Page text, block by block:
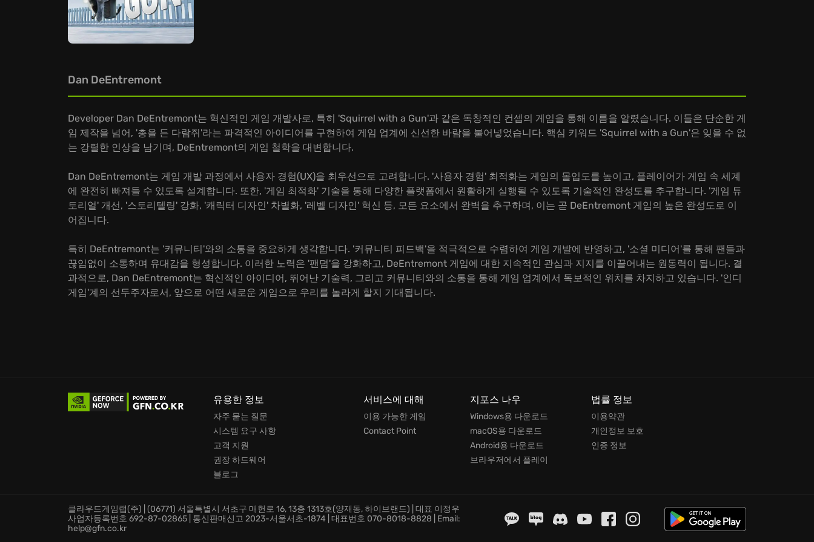
Dan DeEntremont
Developer Dan DeEntremont는 혁신적인 게임 개발사로, 특히 'Squirrel with a Gun'과 같은 독창적인 컨셉의 게임을 통해 이름을 알렸습니다. 이들은 단순한 게
임 제작을 넘어, '총을 든 다람쥐'라는 파격적인 아이디어를 구현하여 게임 업계에 신선한 바람을 불어넣었습니다. 핵심 키워드 'Squirrel with a Gun'은 잊을 수 없
는 강렬한 인상을 남기며, DeEntremont의 게임 철학을 대변합니다.
Dan DeEntremont는 게임 개발 과정에서 사용자 경험(UX)을 최우선으로 고려합니다. '사용자 경험' 최적화는 게임의 몰입도를 높이고, 플레이어가 게임 속 세계
에 완전히 빠져들 수 있도록 설계합니다. 또한, '게임 최적화' 기술을 통해 다양한 플랫폼에서 원활하게 실행될 수 있도록 기술적인 완성도를 추구합니다. '게임 튜
토리얼' 개선, '스토리텔링' 강화, '캐릭터 디자인' 차별화, '레벨 디자인' 혁신 등, 모든 요소에서 완벽을 추구하며, 이는 곧 DeEntremont 게임의 높은 완성도로 이
어집니다.
특히 DeEntremont는 '커뮤니티'와의 소통을 중요하게 생각합니다. '커뮤니티 피드백'을 적극적으로 수렴하여 게임 개발에 반영하고, '소셜 미디어'를 통해 팬들과
끊임없이 소통하며 유대감을 형성합니다. 이러한 노력은 '팬덤'을 강화하고, DeEntremont 게임에 대한 지속적인 관심과 지지를 이끌어내는 원동력이 됩니다. 결
과적으로, Dan DeEntremont는 혁신적인 아이디어, 뛰어난 기술력, 그리고 커뮤니티와의 소통을 통해 게임 업계에서 독보적인 위치를 차지하고 있습니다. '인디
게임'계의 선두주자로서, 앞으로 어떤 새로운 게임으로 우리를 놀라게 할지 기대됩니다.
유용한 정보
자주 묻는 질문
시스템 요구 사항
고객 지원
권장 하드웨어
블로그
서비스에 대해
이용 가능한 게임
Contact Point
지포스 나우
Windows용 다운로드
macOS용 다운로드
Android용 다운로드
브라우저에서 플레이
법률 정보
이용약관
개인정보 보호
인증 정보
클라우드게임랩(주) | (06771) 서울특별시 서초구 매헌로 16, 13층 1313호(양재동, 하이브랜드) | 대표 이정우
사업자등록번호 692-87-02865 | 통신판매신고 2023-서울서초-1874 | 대표번호 070-8018-8828 | Email:
help@gfn.co.kr